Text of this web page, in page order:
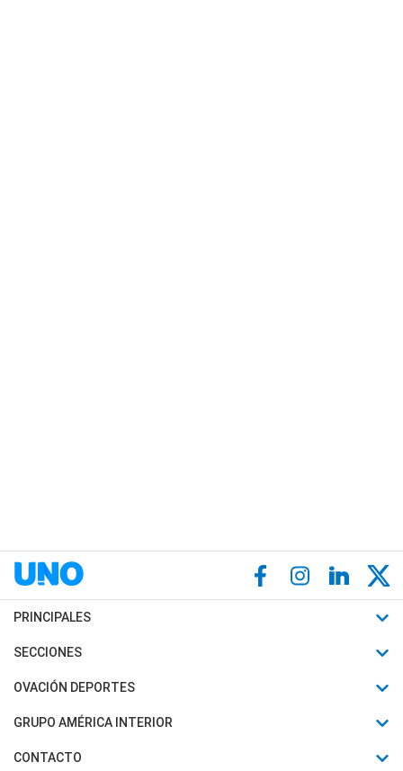
PRINCIPALES
Últimas Noticias
Política
Judiciales
SECCIONES
Horóscopo
Motores
OVACIÓN DEPORTES
Fútbol
Mundial
GRUPO AMÉRICA INTERIOR
Canal 7 en Vivo
CONTACTO